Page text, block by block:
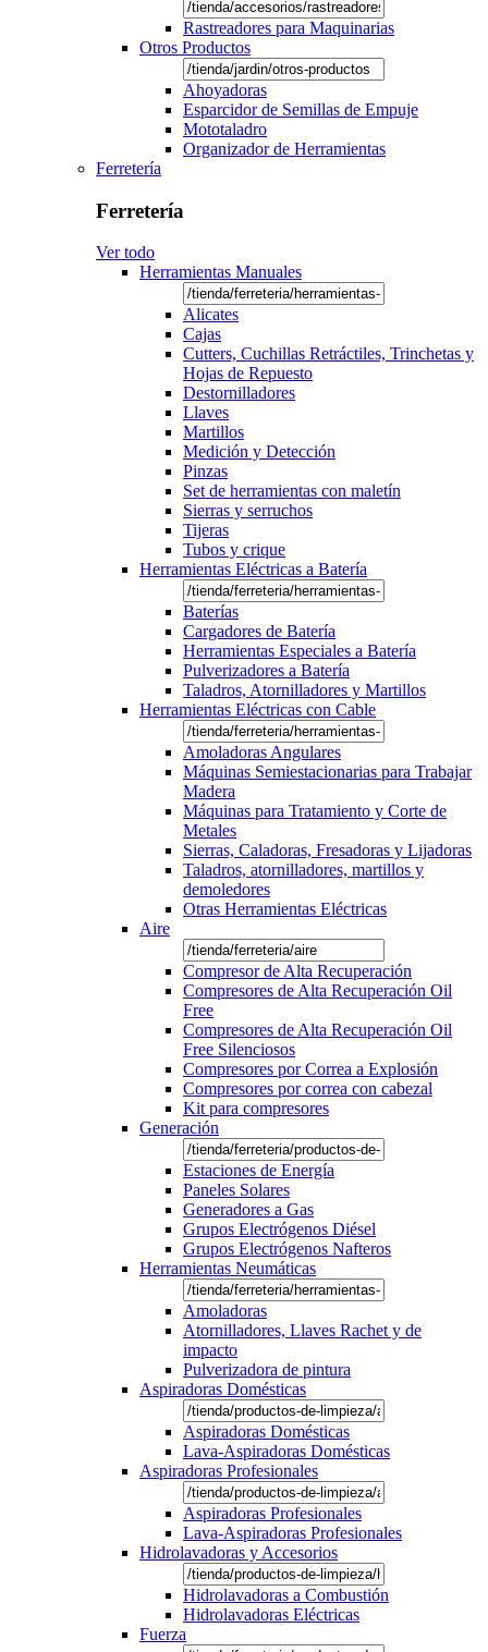
Rastreadores para Maquinarias
Otros Productos
Ahoyadoras
Esparcidor de Semillas de Empuje
Mototaladro
Organizador de Herramientas
Ferretería
Ferretería
Ver todo
Herramientas Manuales
Alicates
Cajas
Cutters, Cuchillas Retráctiles, Trinchetas y
Hojas de Repuesto
Destornilladores
Llaves
Martillos
Medición y Detección
Pinzas
Set de herramientas con maletín
Sierras y serruchos
Tijeras
Tubos y crique
Herramientas Eléctricas a Batería
Baterías
Cargadores de Batería
Herramientas Especiales a Batería
Pulverizadores a Batería
Taladros, Atornilladores y Martillos
Herramientas Eléctricas con Cable
Amoladoras Angulares
Máquinas Semiestacionarias para Trabajar
Madera
Máquinas para Tratamiento y Corte de
Metales
Sierras, Caladoras, Fresadoras y Lijadoras
Taladros, atornilladores, martillos y
demoledores
Otras Herramientas Eléctricas
Aire
Compresor de Alta Recuperación
Compresores de Alta Recuperación Oil
Free
Compresores de Alta Recuperación Oil
Free Silenciosos
Compresores por Correa a Explosión
Compresores por correa con cabezal
Kit para compresores
Generación
Estaciones de Energía
Paneles Solares
Generadores a Gas
Grupos Electrógenos Diésel
Grupos Electrógenos Nafteros
Herramientas Neumáticas
Amoladoras
Atornilladores, Llaves Rachet y de
impacto
Pulverizadora de pintura
Aspiradoras Domésticas
Aspiradoras Domésticas
Lava-Aspiradoras Domésticas
Aspiradoras Profesionales
Aspiradoras Profesionales
Lava-Aspiradoras Profesionales
Hidrolavadoras y Accesorios
Hidrolavadoras a Combustión
Hidrolavadoras Eléctricas
Fuerza